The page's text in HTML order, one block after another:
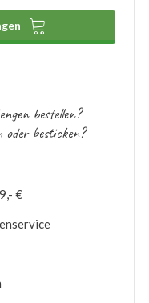

bestellen?
oder besticken?
€